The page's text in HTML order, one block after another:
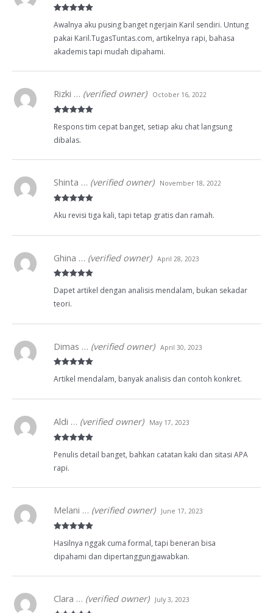
of 5
Awalnya aku pusing banget ngerjain Karil sendiri. Untung
pakai Karil.TugasTuntas.com, artikelnya rapi, bahasa
akademis tapi mudah dipahami.
of 5
Rizki … (verified owner) October 16, 2022
Respons tim cepat banget, setiap aku chat langsung
dibalas.
of 5
Shinta … (verified owner) November 18, 2022
Aku revisi tiga kali, tapi tetap gratis dan ramah.
of 5
Ghina … (verified owner) April 28, 2023
Dapet artikel dengan analisis mendalam, bukan sekadar
teori.
of 5
Dimas … (verified owner) April 30, 2023
Artikel mendalam, banyak analisis dan contoh konkret.
of 5
Aldi … (verified owner) May 17, 2023
Penulis detail banget, bahkan catatan kaki dan sitasi APA
rapi.
of 5
Melani … (verified owner) June 17, 2023
Hasilnya nggak cuma formal, tapi beneran bisa
dipahami dan dipertanggungjawabkan.
Clara … (verified owner) July 3, 2023